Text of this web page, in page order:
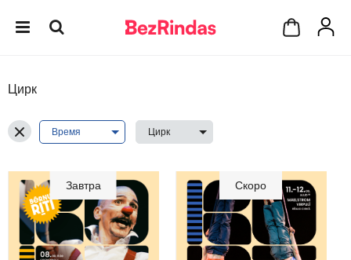
Цирк
Завтра Скоро